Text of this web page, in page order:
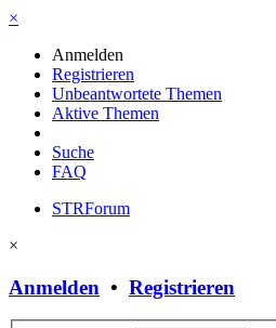
×
Anmelden
Registrieren
Unbeantwortete Themen
Aktive Themen
Suche
FAQ
STRForum
×
Anmelden • Registrieren